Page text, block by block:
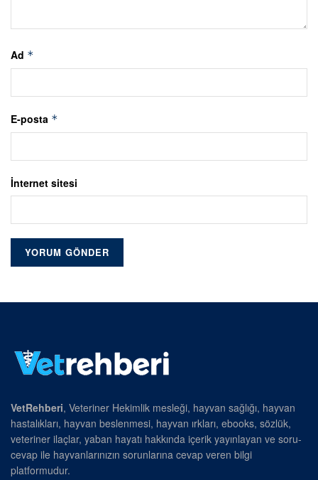
Ad *
E-posta *
İnternet sitesi
VetRehberi, Veteriner Hekimlik mesleği, hayvan sağlığı, hayvan
hastalıkları, hayvan beslenmesi, hayvan ırkları, ebooks, sözlük,
veteriner ilaçlar, yaban hayatı hakkında içerik yayınlayan ve soru-
cevap ile hayvanlarınızın sorunlarına cevap veren bilgi
platformudur.